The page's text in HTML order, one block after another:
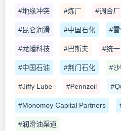
#地缘冲突 #炼厂 #调合厂
#昆仑润滑 #中国石化 #
#龙蟠科技 #巴斯夫 #统一
#中国石油 #荆门石化 #
#Jiffy Lube #Pennzoil
#Monomoy Capital Partners
#润滑油渠道